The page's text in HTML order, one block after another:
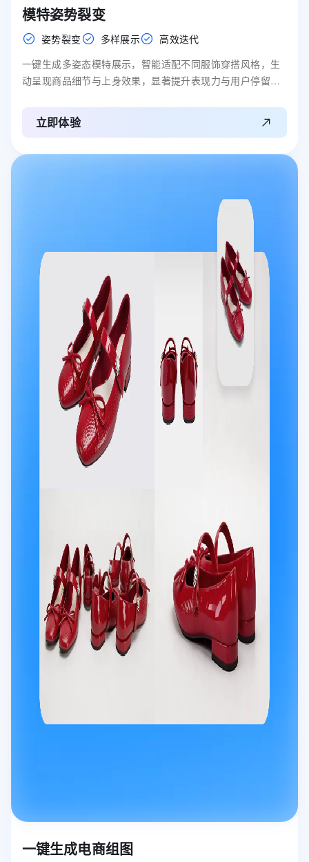
模特姿势裂变
姿势裂变 多样展示
高效迭代
一键生成多姿态模特展示，智能适配不同服饰穿搭风格，生
动呈现商品细节与上身效果，显著提升表现力与用户停留时
立即体验
一键生成电商组图